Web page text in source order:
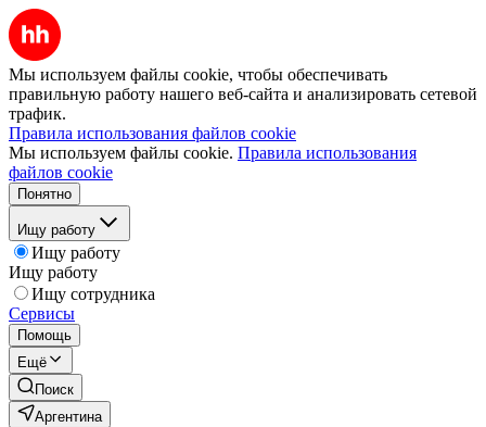
Мы используем файлы cookie, чтобы обеспечивать
правильную работу нашего веб-сайта и анализировать сетевой
трафик.
Правила использования файлов cookie
Мы используем файлы cookie. Правила использования
файлов cookie
Понятно
Ищу работу
Ищу работу
Ищу работу
Ищу сотрудника
Сервисы
Помощь
Ещё
Поиск
Аргентина